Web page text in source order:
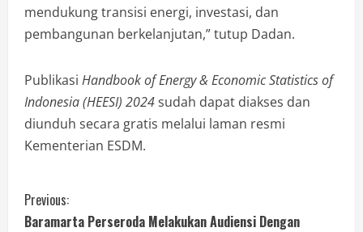
mendukung transisi energi, investasi, dan
pembangunan berkelanjutan,” tutup Dadan.
Publikasi Handbook of Energy & Economic Statistics of
Indonesia (HEESI) 2024sudah dapat diakses dan
diunduh secara gratis melalui laman resmi
Kementerian ESDM.
Previous:
Baramarta Perseroda Melakukan Audiensi Dengan